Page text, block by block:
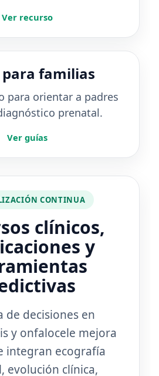
Ver recurso
para familias
para orientar a padres
prenatal.
Ver guías
CONTINUA
clínicos,
y
de decisiones en
y onfalocele mejora
integran ecografía
evolución clínica,